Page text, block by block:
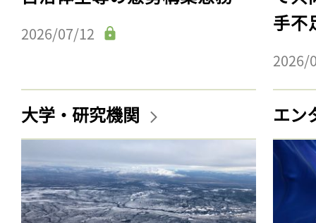
2026/07/12
手不
2026/
大学・研究機関 エン